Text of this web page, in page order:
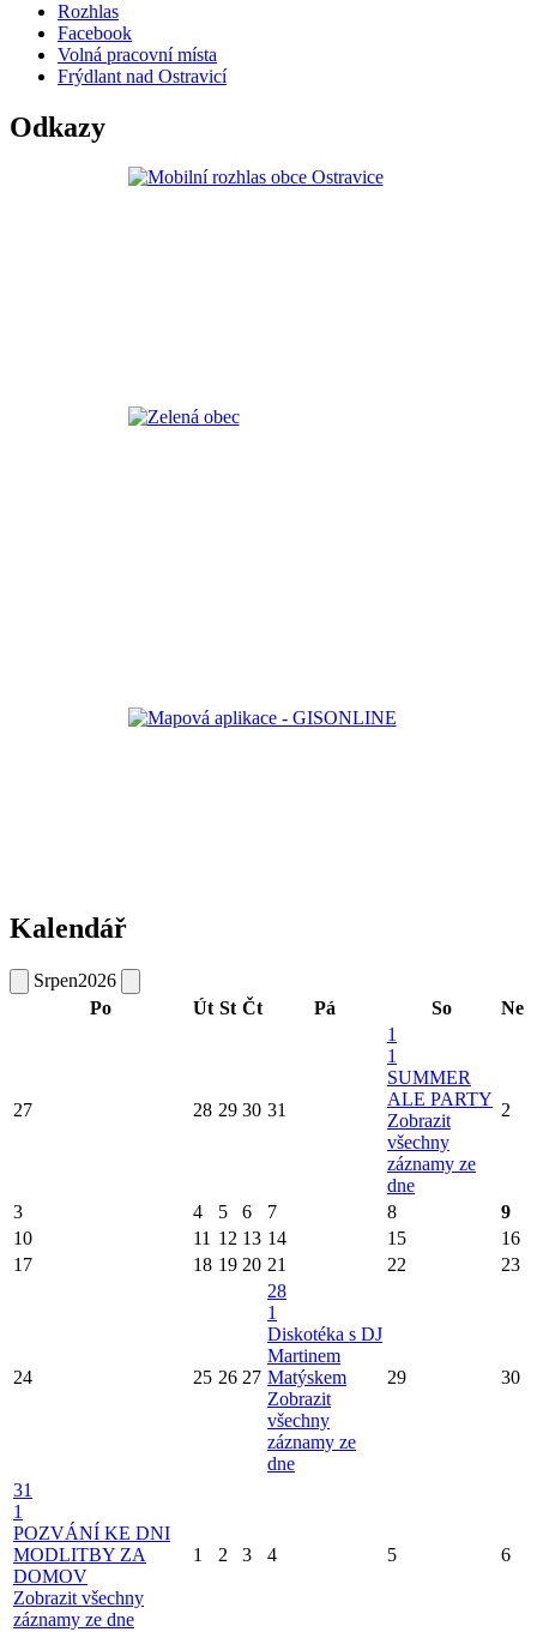
Rozhlas
Facebook
Volná pracovní místa
Frýdlant nad Ostravicí
Odkazy
Kalendář
Srpen2026
Po
Út St Čt Pá So Ne
27 28 29 30 31
1
1
SUMMER
ALE PARTY
Zobrazit
všechny
záznamy ze
dne
2
3 4 5 6 7 8
9
10
11 12 13 14 15
16
17
18 19 20 21 22 23
24 25 26 27
28
1
Diskotéka s DJ
Martinem
Matýskem
Zobrazit
všechny
záznamy ze
dne
29 30
31
1
POZVÁNÍ KE DNI
MODLITBY ZA
DOMOV
Zobrazit všechny
záznamy ze dne
1 2 3 4 5 6